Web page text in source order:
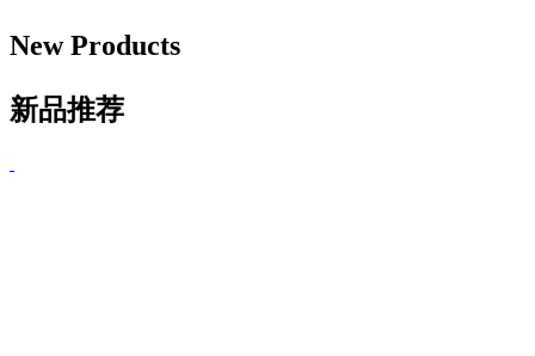
New Products
新品推荐